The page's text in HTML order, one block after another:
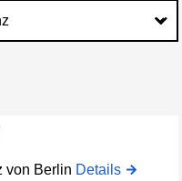
von Berlin Details